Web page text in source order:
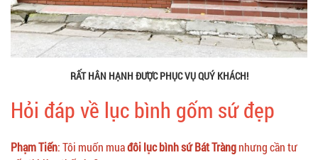
RẤT HÂN HẠNH ĐƯỢC PHỤC VỤ QUÝ KHÁCH!
Hỏi đáp về lục bình gốm sứ đẹp
Phạm Tiến: Tôi muốn muađôi lục bình sứ Bát Tràngnhưng cần tư